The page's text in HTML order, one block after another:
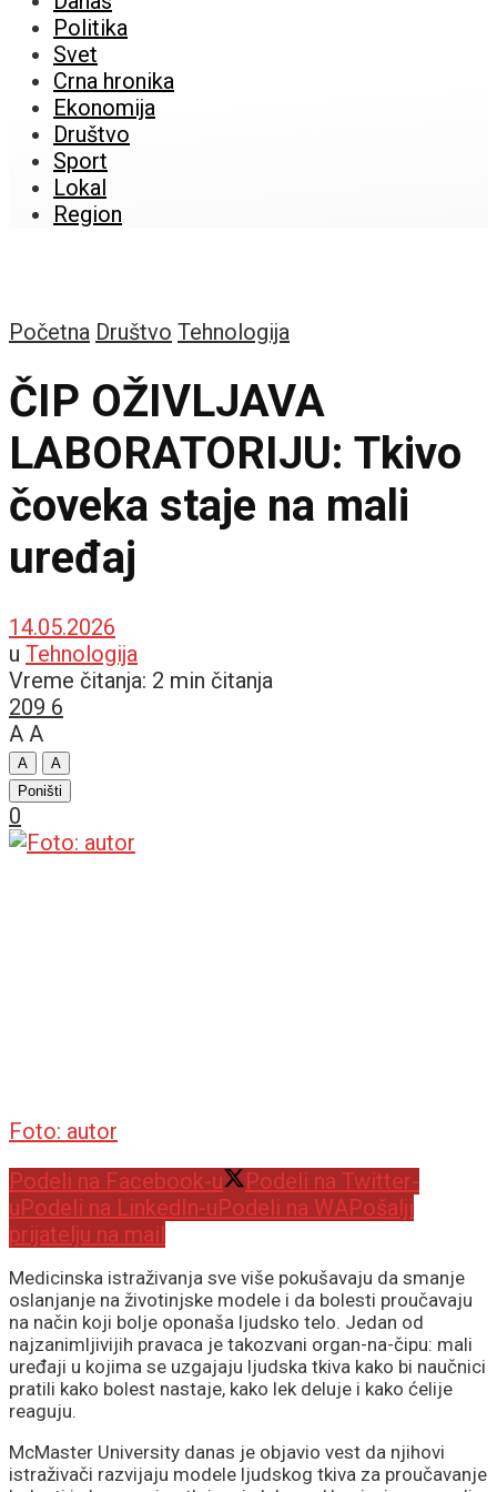
Politika
Svet
Crna hronika
Ekonomija
Društvo
Sport
Lokal
Region
Početna Društvo Tehnologija
ČIP OŽIVLJAVA
LABORATORIJU: Tkivo
čoveka staje na mali
uređaj
14.05.2026
u Tehnologija
Vreme čitanja: 2 min čitanja
209 6
A A
A
A
Poništi
0
Foto: autor
Podeli na Facebook-u
Podeli na Twitter-
uPodeli na LinkedIn-uPodeli na WAPošalji
prijatelju na mail
Medicinska istraživanja sve više pokušavaju da smanje
oslanjanje na životinjske modele i da bolesti proučavaju
na način koji bolje oponaša ljudsko telo. Jedan od
najzanimljivijih pravaca je takozvani organ-na-čipu: mali
uređaji u kojima se uzgajaju ljudska tkiva kako bi naučnici
pratili kako bolest nastaje, kako lek deluje i kako ćelije
reaguju.
McMaster University danas je objavio vest da njihovi
istraživači razvijaju modele ljudskog tkiva za proučavanje